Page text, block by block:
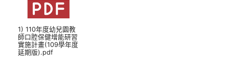
1) 110年度幼兒園教
師口腔保健增能研習
實施計畫(109學年度
延期版).pdf